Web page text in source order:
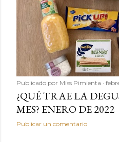
Publicado por Miss Pimienta
¿QUÉ TRAE LA
MES? ENERO DE 2022
Publicar un comentario